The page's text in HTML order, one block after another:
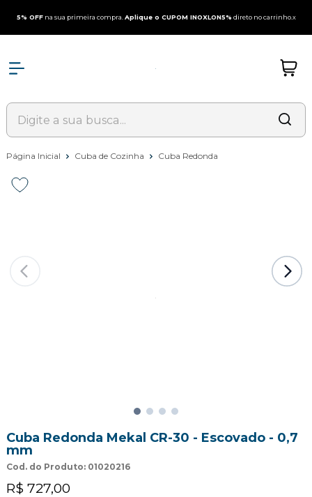
5% OFF na sua primeira compra.Aplique o CUPOM INOXLON5% direto no carrinho.x
Página Inicial Cuba de Cozinha Cuba Redonda
Cuba Redonda Mekal CR-30 - Escovado - 0,7
mm
Cod. do Produto: 01020216
R$ 727,00